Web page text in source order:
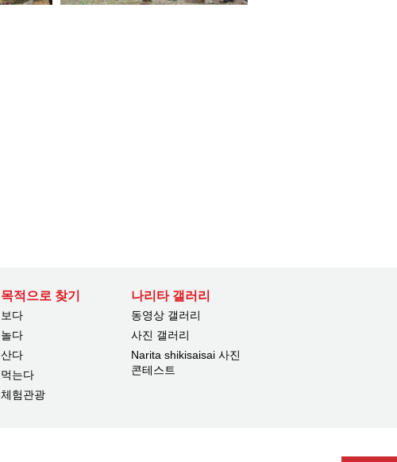
목적으로 찾기
보다
놀다
산다
먹는다
체험관광
나리타 갤러리
동영상 갤러리
사진 갤러리
Narita shikisaisai 사진
콘테스트